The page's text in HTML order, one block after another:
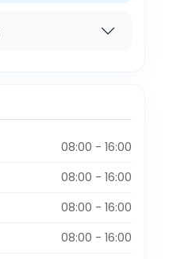
08:00 - 16:00
08:00 - 16:00
08:00 - 16:00
08:00 - 16:00